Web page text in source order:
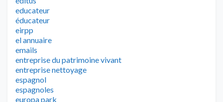
educateur
éducateur
eirpp
el annuaire
emails
entreprise du patrimoine vivant
entreprise nettoyage
espagnol
espagnoles
europa park